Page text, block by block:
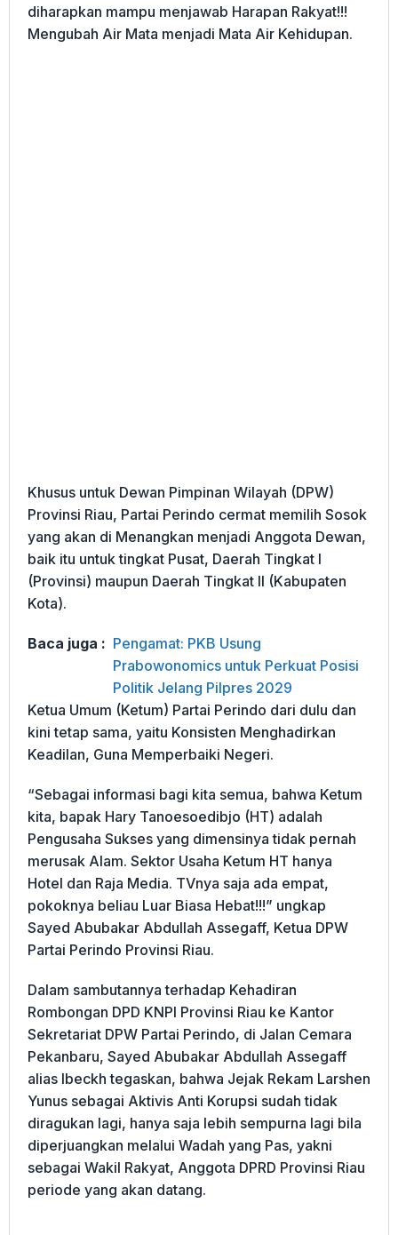
diharapkan mampu menjawab Harapan Rakyat!!!
Mengubah Air Mata menjadi Mata Air Kehidupan.
Khusus untuk Dewan Pimpinan Wilayah (DPW)
Provinsi Riau, Partai Perindo cermat memilih Sosok
yang akan di Menangkan menjadi Anggota Dewan,
baik itu untuk tingkat Pusat, Daerah Tingkat I
(Provinsi) maupun Daerah Tingkat II (Kabupaten
Kota).
Baca juga : Pengamat: PKB Usung
Prabowonomics untuk Perkuat Posisi
Politik Jelang Pilpres 2029
Ketua Umum (Ketum) Partai Perindo dari dulu dan
kini tetap sama, yaitu Konsisten Menghadirkan
Keadilan, Guna Memperbaiki Negeri.
“Sebagai informasi bagi kita semua, bahwa Ketum
kita, bapak Hary Tanoesoedibjo (HT) adalah
Pengusaha Sukses yang dimensinya tidak pernah
merusak Alam. Sektor Usaha Ketum HT hanya
Hotel dan Raja Media. TVnya saja ada empat,
pokoknya beliau Luar Biasa Hebat!!!” ungkap
Sayed Abubakar Abdullah Assegaff, Ketua DPW
Partai Perindo Provinsi Riau.
Dalam sambutannya terhadap Kehadiran
Rombongan DPD KNPI Provinsi Riau ke Kantor
Sekretariat DPW Partai Perindo, di Jalan Cemara
Pekanbaru, Sayed Abubakar Abdullah Assegaff
alias Ibeckh tegaskan, bahwa Jejak Rekam Larshen
Yunus sebagai Aktivis Anti Korupsi sudah tidak
diragukan lagi, hanya saja lebih sempurna lagi bila
diperjuangkan melalui Wadah yang Pas, yakni
sebagai Wakil Rakyat, Anggota DPRD Provinsi Riau
periode yang akan datang.